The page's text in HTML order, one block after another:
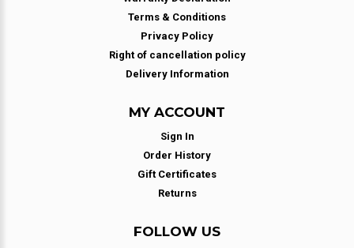
Terms & Conditions
Privacy Policy
Right of cancellation policy
Delivery Information
MY ACCOUNT
Sign In
Order History
Gift Certificates
Returns
FOLLOW US